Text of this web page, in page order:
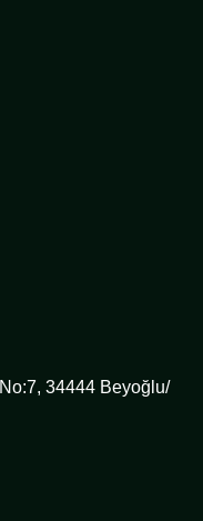
34444 Beyoğlu/